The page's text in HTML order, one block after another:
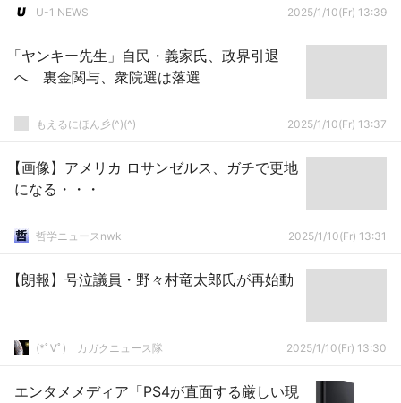
U-1 NEWS 2025/1/10(Fr) 13:39
「ヤンキー先生」自民・義家氏、政界引退
へ 裏金関与、衆院選は落選
もえるにほん彡(^)(^) 2025/1/10(Fr) 13:37
【画像】アメリカ ロサンゼルス、ガチで更地
になる・・・
哲学ニュースnwk 2025/1/10(Fr) 13:31
【朗報】号泣議員・野々村竜太郎氏が再始動
(*ﾟ∀ﾟ)ゞカガクニュース隊 2025/1/10(Fr) 13:30
エンタメメディア「PS4が直面する厳しい現